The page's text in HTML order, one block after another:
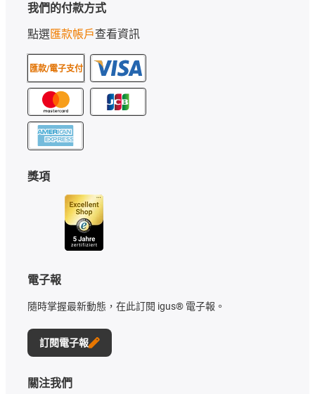
我們的付款方式
點選匯款帳戶查看資訊
匯款/電子支付
獎項
電子報
隨時掌握最新動態，在此訂閱 igus® 電子報。
訂閱電子報
關注我們